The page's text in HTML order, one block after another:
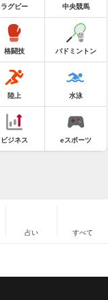
ラグビー 中央競馬
格闘技 バドミントン
陸上 水泳
ビジネス eスポーツ
占い すべて